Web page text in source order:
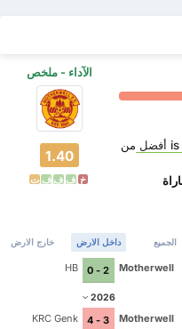
الآداء - ملخص
1.40
خ ف ف ف ت
أفضل من
الجميع داخل الارض خارج الارض
HB 2 - 0 Motherwell
2026
KRC Genk 3 - 4 Motherwell